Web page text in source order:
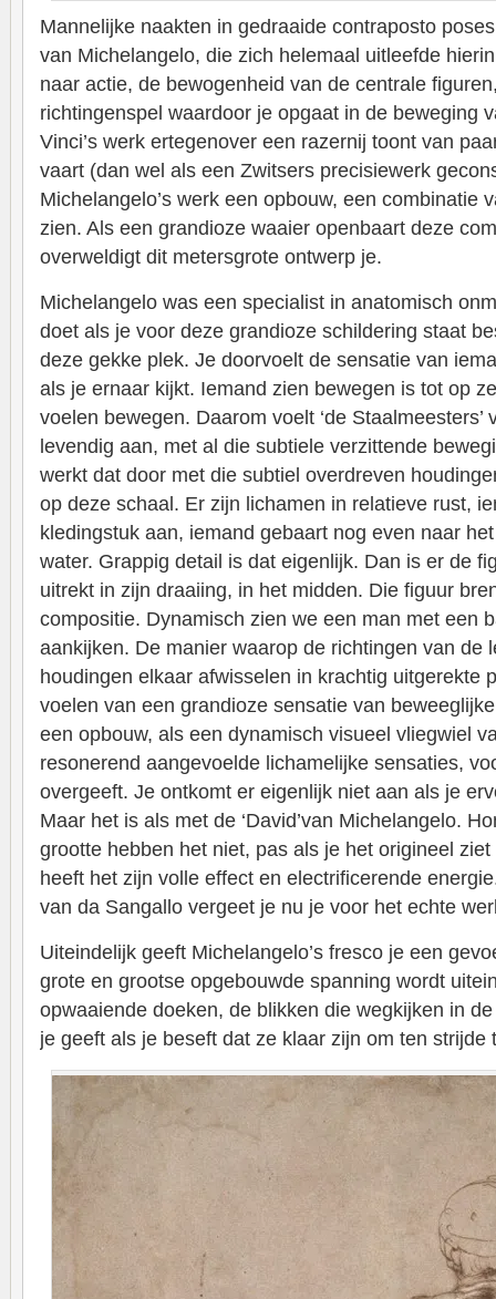
Mannelijke naakten in gedraaide contraposto
van Michelangelo, die zich helemaal uitleefde
naar actie, de bewogenheid van de centrale
richtingenspel waardoor je opgaat in de beweging
Vinci’s werk ertegenover een razernij toont van
vaart (dan wel als een Zwitsers precisiewerk
Michelangelo’s werk een opbouw, een combinatie
zien. Als een grandioze waaier openbaart deze
overweldigt dit metersgrote ontwerp je.
Michelangelo was een specialist in anatomisch
doet als je voor deze grandioze schildering staat
deze gekke plek. Je doorvoelt de sensatie van
als je ernaar kijkt. Iemand zien bewegen is tot op
voelen bewegen. Daarom voelt ‘de Staalmeesters’
levendig aan, met al die subtiele verzittende
werkt dat door met die subtiel overdreven
op deze schaal. Er zijn lichamen in relatieve rust,
kledingstuk aan, iemand gebaart nog even naar
water. Grappig detail is dat eigenlijk. Dan is er de
uitrekt in zijn draaiing, in het midden. Die figuur
compositie. Dynamisch zien we een man met een
aankijken. De manier waarop de richtingen van de
houdingen elkaar afwisselen in krachtig uitgerekte
voelen van een grandioze sensatie van
een opbouw, als een dynamisch visueel vliegwiel
resonerend aangevoelde lichamelijke sensaties,
overgeeft. Je ontkomt er eigenlijk niet aan als je
Maar het is als met de ‘David’van Michelangelo.
grootte hebben het niet, pas als je het origineel
heeft het zijn volle effect en electrificerende
van da Sangallo vergeet je nu je voor het echte
Uiteindelijk geeft Michelangelo’s fresco je een
grote en grootse opgebouwde spanning wordt
opwaaiende doeken, de blikken die wegkijken in
je geeft als je beseft dat ze klaar zijn om ten strijde